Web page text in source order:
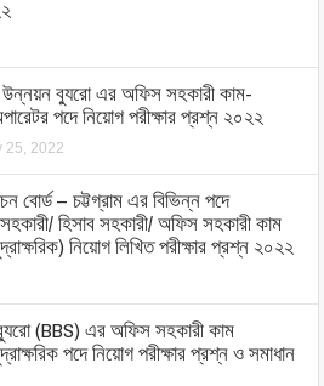
ব্যুরো এর অফিস সহকারী কাম-
পদে নিয়োগ পরীক্ষার প্রশ্ন ২০২২
25, 2022
বোর্ড – চট্টগ্রাম এর বিভিন্ন পদে
সহকারী/ হিসাব সহকারী/ অফিস সহকারী কাম
নিয়োগ লিখিত পরীক্ষার প্রশ্ন ২০২২
(BBS) এর অফিস সহকারী কাম
পদে নিয়োগ পরীক্ষার প্রশ্ন ও সমাধান